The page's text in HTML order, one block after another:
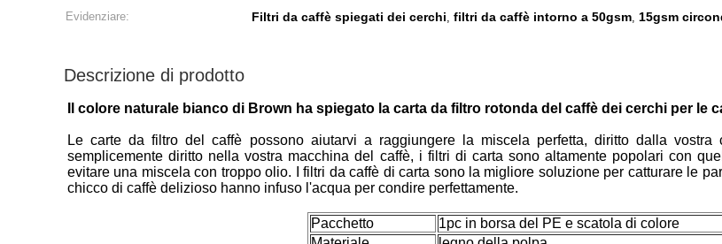
Evidenziare:
Filtri da caffè spiegati dei cerchi, filtri da caffè intorno a 50gsm, 15gsm
Descrizione di prodotto
Il colore naturale bianco di Brown ha spiegato la carta da filtro rotonda del caffè dei cerchi per le
Le carte da filtro del caffè possono aiutarvi a raggiungere la miscela perfetta, diritto dalla vostra
semplicemente diritto nella vostra macchina del caffè, i filtri di carta sono altamente popolari con
evitare una miscela con troppo olio. I filtri da caffè di carta sono la migliore soluzione per catturare le
chicco di caffè delizioso hanno infuso l'acqua per condire perfettamente.
Pacchetto
1pc in borsa del PE e scatola di colore